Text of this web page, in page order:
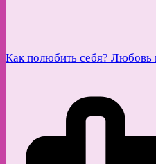
Как полюбить себя? Любовь